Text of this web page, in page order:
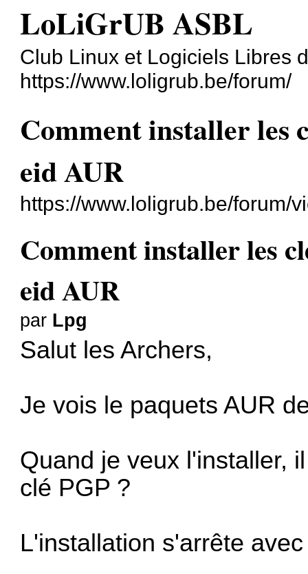
LoLiGrUB ASBL
Club Linux et Logiciels Libres
https://www.loligrub.be/forum/
Comment installer les
eid AUR
https://www.loligrub.be/forum/
Comment installer les
eid AUR
par Lpg
Salut les Archers,
Je vois le paquets AUR
Quand je veux l'installer,
clé PGP ?
L'installation s'arrête